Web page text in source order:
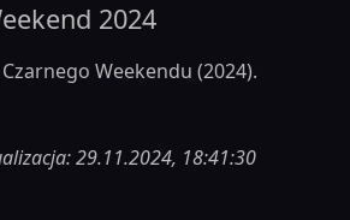
2024
Weekendu (2024).
29.11.2024, 18:41:30